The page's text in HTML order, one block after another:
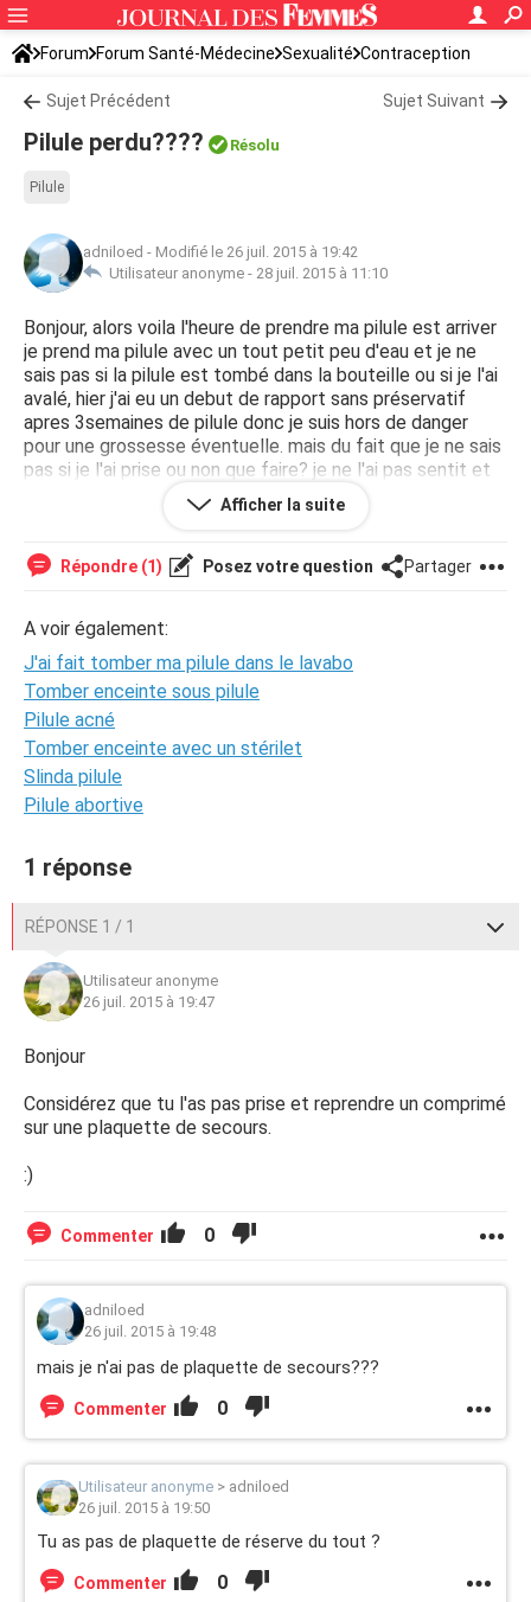
Forum Forum Santé-Médecine Sexualité Contraception
Sujet Précédent Sujet Suivant
Pilule perdu???? Résolu
Pilule
adniloed - Modifié le 26 juil. 2015 à 19:42
Utilisateur anonyme - 28 juil. 2015 à 11:10
Bonjour, alors voila l'heure de prendre ma pilule est arriver
je prend ma pilule avec un tout petit peu d'eau et je ne
sais pas si la pilule est tombé dans la bouteille ou si je l'ai
avalé, hier j'ai eu un debut de rapport sans préservatif
apres 3semaines de pilule donc je suis hors de danger
pour une grossesse éventuelle. mais du fait que je ne sais
pas si je l'ai prise ou non que faire? je ne l'ai pas sentit et
je ne l'ai pas vue dans la bouteille.
Afficher la suite
Répondre (1) Posez votre question Partager
A voir également:
J'ai fait tomber ma pilule dans le lavabo
Tomber enceinte sous pilule
Pilule acné
Tomber enceinte avec un stérilet
Slinda pilule
Pilule abortive
1 réponse
RÉPONSE 1 / 1
Utilisateur anonyme
26 juil. 2015 à 19:47
Bonjour
Considérez que tu l'as pas prise et reprendre un comprimé
sur une plaquette de secours.
:)
Commenter 0
adniloed
26 juil. 2015 à 19:48
mais je n'ai pas de plaquette de secours???
Commenter 0
Utilisateur anonyme > adniloed
26 juil. 2015 à 19:50
Tu as pas de plaquette de réserve du tout ?
Commenter 0